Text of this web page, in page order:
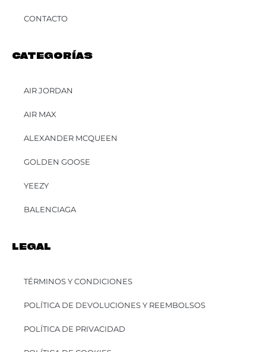
CONTACTO
CATEGORÍAS
AIR JORDAN
AIR MAX
ALEXANDER MCQUEEN
GOLDEN GOOSE
YEEZY
BALENCIAGA
LEGAL
TÉRMINOS Y CONDICIONES
POLÍTICA DE DEVOLUCIONES Y REEMBOLSOS
POLÍTICA DE PRIVACIDAD